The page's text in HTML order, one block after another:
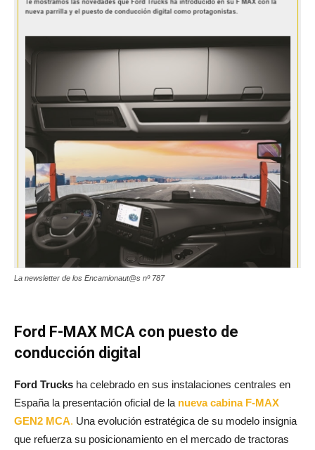
La newsletter de los Encamionaut@s nº 787
Ford F-MAX MCA con puesto de
conducción digital
Ford Trucks ha celebrado en sus instalaciones centrales en
España la presentación oficial de la nueva cabina F-MAX
GEN2 MCA. Una evolución estratégica de su modelo insignia
que refuerza su posicionamiento en el mercado de tractoras